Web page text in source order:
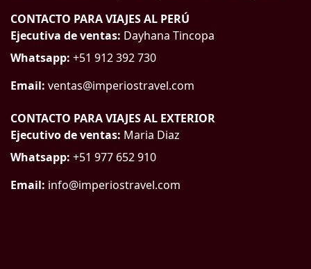
CONTACTO PARA VIAJES AL PERÚ
Ejecutiva de ventas: Dayhana Tincopa
Whatsapp: +51 912 392 730
Email: ventas@imperiostravel.com
CONTACTO PARA VIAJES AL EXTERIOR
Ejecutivo de ventas: Maria Diaz
Whatsapp: +51 977 652 910
Email: info@imperiostravel.com